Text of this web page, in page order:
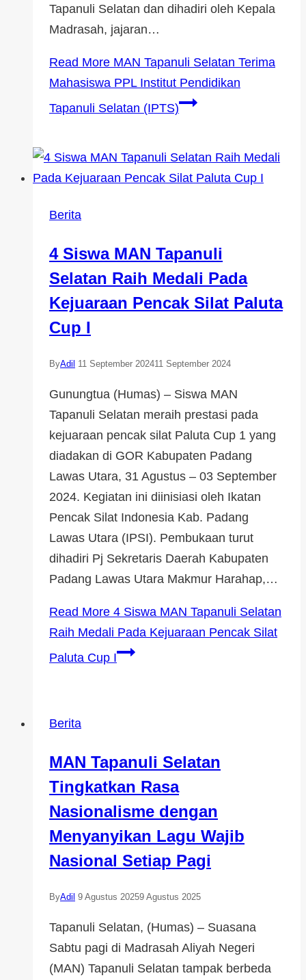
Tapanuli Selatan dan dihadiri oleh Kepala
Madrasah, jajaran…
Read More MAN Tapanuli Selatan Terima
Mahasiswa PPL Institut Pendidikan
Tapanuli Selatan (IPTS)
Berita
4 Siswa MAN Tapanuli
Selatan Raih Medali Pada
Kejuaraan Pencak Silat Paluta
Cup I
ByAdil 11 September 202411 September 2024
Gunungtua (Humas) – Siswa MAN
Tapanuli Selatan meraih prestasi pada
kejuaraan pencak silat Paluta Cup 1 yang
diadakan di GOR Kabupaten Padang
Lawas Utara, 31 Agustus – 03 September
2024. Kegiatan ini diinisiasi oleh Ikatan
Pencak Silat Indonesia Kab. Padang
Lawas Utara (IPSI). Pembukaan turut
dihadiri Pj Sekretaris Daerah Kabupaten
Padang Lawas Utara Makmur Harahap,…
Read More 4 Siswa MAN Tapanuli Selatan
Raih Medali Pada Kejuaraan Pencak Silat
Paluta Cup I
Berita
MAN Tapanuli Selatan
Tingkatkan Rasa
Nasionalisme dengan
Menyanyikan Lagu Wajib
Nasional Setiap Pagi
ByAdil 9 Agustus 20259 Agustus 2025
Tapanuli Selatan, (Humas) – Suasana
Sabtu pagi di Madrasah Aliyah Negeri
(MAN) Tapanuli Selatan tampak berbeda